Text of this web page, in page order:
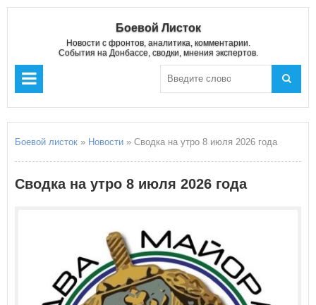
Боевой Листок
Новости с фронтов, аналитика, комментарии.
События на Донбассе, сводки, мнения экспертов.
Боевой листок » Новости » Сводка на утро 8 июля 2026 года
Сводка на утро 8 июля 2026 года